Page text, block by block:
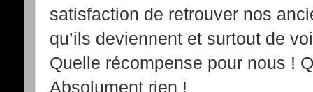
satisfaction de retrouver nos
qu’ils deviennent et surtout de
Quelle récompense pour nous !
Absolument rien !